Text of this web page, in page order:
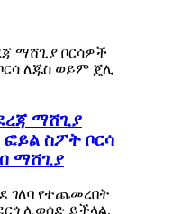
ማሸጊያ
ስፖት ቦርሳ
ማሸጊያ
ገለባ የተጨመረበት
ሊወሰድ ይችላል.